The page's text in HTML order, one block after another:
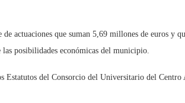
actuaciones que suman 5,69 millones de euros y
posibilidades económicas del municipio.
del Consorcio del Universitario del Centro